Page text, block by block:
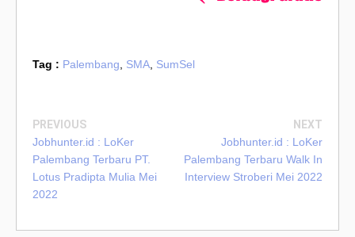
Tag : Palembang SMA SumSel
PREVIOUS
Jobhunter.id : LoKer
Palembang Terbaru PT.
Lotus Pradipta Mulia Mei
2022
NEXT
Jobhunter.id : LoKer
Palembang Terbaru Walk In
Interview Stroberi Mei 2022